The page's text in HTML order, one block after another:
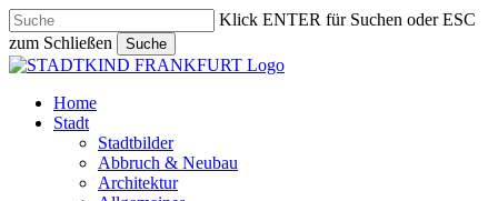
Skip
to
main
content
Klick ENTER für Suchen oder ESC
zum Schließen
Suche
Close
search
Menu
Home
Stadt
Stadtbilder
Abbruch & Neubau
Architektur